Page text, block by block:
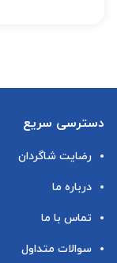
دسترسی سریع
رضایت شاگردان
درباره ما
تماس با ما
سوالات متداول